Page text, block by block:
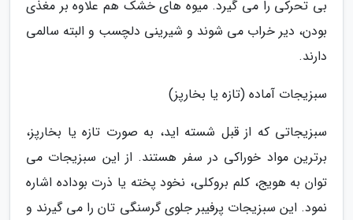
بی تحرکی را می گیرد. میوه های خشک هم علاوه بر مغذی
بودن، دیر خراب می شوند و شیرینی دلچسب و البته سالمی
دارند.
سبزیجات آماده (تازه یا بخارپز)
سبزیجاتی که از قبل شسته اید، به صورت تازه یا بخارپز،
برترین مواد خوراکی در سفر هستند. از این سبزیجات می
توان به هویج، کلم بروکلی، نخود پخته یا ذرت بوداده اشاره
نمود. این سبزیجات پرفیبر جلوی گرسنگی تان را می گیرند و